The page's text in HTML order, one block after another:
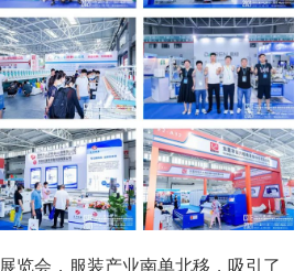
览会，服装产业南单北移，吸引了